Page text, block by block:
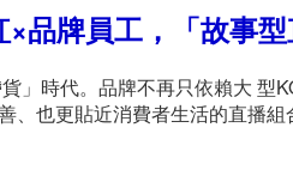
×品牌員工，「故事
」時代。品牌不再只依賴大 型
也更貼近消費者生活的直播組